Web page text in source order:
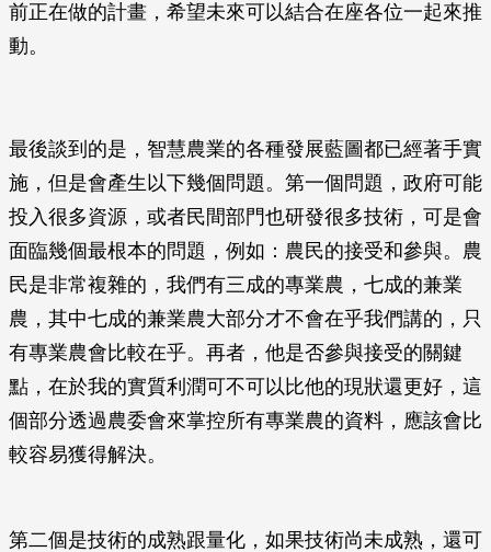
前正在做的計畫，希望未來可以結合在座各位一起來推
動。
最後談到的是，智慧農業的各種發展藍圖都已經著手實
施，但是會產生以下幾個問題。第一個問題，政府可能
投入很多資源，或者民間部門也研發很多技術，可是會
面臨幾個最根本的問題，例如：農民的接受和參與。農
民是非常複雜的，我們有三成的專業農，七成的兼業
農，其中七成的兼業農大部分才不會在乎我們講的，只
有專業農會比較在乎。再者，他是否參與接受的關鍵
點，在於我的實質利潤可不可以比他的現狀還更好，這
個部分透過農委會來掌控所有專業農的資料，應該會比
較容易獲得解決。
第二個是技術的成熟跟量化，如果技術尚未成熟，還可